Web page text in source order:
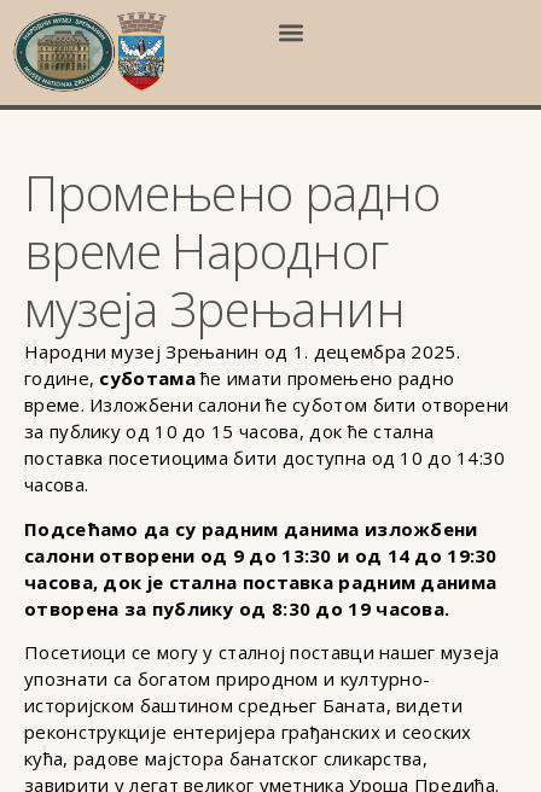
Промењено радно
време Народног
музеја Зрењанин
Народни музеј Зрењанин од 1. децембра 2025.
године, суботамаће имати промењено радно
време. Изложбени салони ће суботом бити отворени
за публику од 10 до 15 часова, док ће стална
поставка посетиоцима бити доступна од 10 до 14:30
часова.
Подсећамо да су радним данима изложбени
салони отворени од 9 до 13:30 и од 14 до 19:30
часова, док је стална поставка радним данима
отворена за публику од 8:30 до 19 часова.
Посетиоци се могу у сталној поставци нашег музеја
упознати са богатом природном и културно-
историјском баштином средњег Баната, видети
реконструкције ентеријера грађанских и сеоских
кућа, радове мајстора банатског сликарства,
завирити у легат великог уметника Уроша Предића.